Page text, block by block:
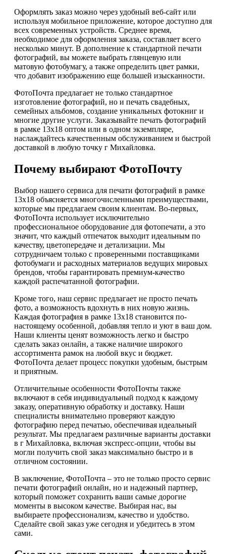
Оформлять заказ можно через удобный веб-сайт или
используя мобильное приложение, которое доступно для
всех современных устройств. Среднее время,
необходимое для оформления заказа, составляет всего
несколько минут. В дополнение к стандартной печати
фотографий, вы можете выбрать глянцевую или
матовую фотобумагу, а также определить цвет рамки,
что добавит изображению еще большей изысканности.
ФотоПочта предлагает не только стандартное
изготовление фотографий, но и печать свадебных,
семейных альбомов, создание уникальных фотокниг и
многие другие услуги. Заказывайте печать фотографий
в рамке 13х18 оптом или в одном экземпляре,
наслаждайтесь качественным обслуживанием и быстрой
доставкой в любую точку г Михайловка.
Почему выбирают ФотоПочту
Выбор нашего сервиса для печати фотографий в рамке
13х18 объясняется многочисленными преимуществами,
которые мы предлагаем своим клиентам. Во-первых,
ФотоПочта использует исключительно
профессиональное оборудование для фотопечати, а это
значит, что каждый отпечаток выходит идеальным по
качеству, цветопередаче и детализации. Мы
сотрудничаем только с проверенными поставщиками
фотобумаги и расходных материалов ведущих мировых
брендов, чтобы гарантировать премиум-качество
каждой распечатанной фотографии.
Кроме того, наш сервис предлагает не просто печать
фото, а возможность вдохнуть в них новую жизнь.
Каждая фотография в рамке 13х18 становится по-
настоящему особенной, добавляя тепло и уют в ваш дом.
Наши клиенты ценят возможность легко и быстро
сделать заказ онлайн, а также наличие широкого
ассортимента рамок на любой вкус и бюджет.
ФотоПочта делает процесс покупки удобным, быстрым
и приятным.
Отличительные особенности ФотоПочты также
включают в себя индивидуальный подход к каждому
заказу, оперативную обработку и доставку. Наши
специалисты внимательно проверяют каждую
фотографию перед печатью, обеспечивая идеальный
результат. Мы предлагаем различные варианты доставки
в г Михайловка, включая экспресс-опции, чтобы вы
могли получить свой заказ максимально быстро и в
отличном состоянии.
В заключение, ФотоПочта – это не только просто сервис
печати фотографий онлайн, но и надежный партнер,
который поможет сохранить ваши самые дорогие
моменты в высоком качестве. Выбирая нас, вы
выбираете профессионализм, качество и удобство.
Сделайте свой заказ уже сегодня и убедитесь в этом
сами.